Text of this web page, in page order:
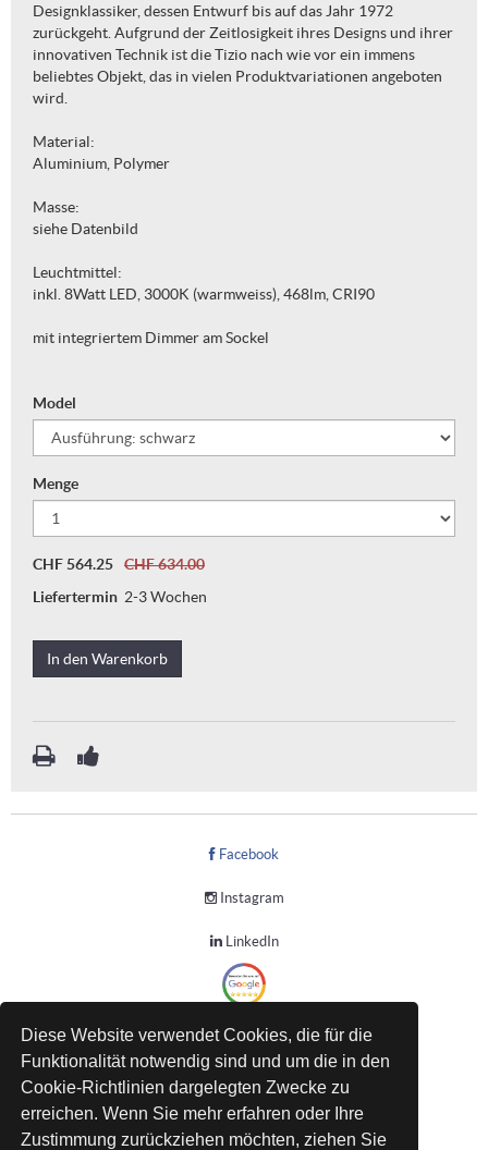
Diese Website verwendet Cookies, die für die
Funktionalität notwendig sind und um die in den
Cookie-Richtlinien dargelegten Zwecke zu
erreichen. Wenn Sie mehr erfahren oder Ihre
Zustimmung zurückziehen möchten, ziehen Sie
Designklassiker, dessen Entwurf bis auf das Jahr 1972
zurückgeht. Aufgrund der Zeitlosigkeit ihres Designs und ihrer
innovativen Technik ist die Tizio nach wie vor ein immens
beliebtes Objekt, das in vielen Produktvariationen angeboten
wird.
Material:
Aluminium, Polymer
Masse:
siehe Datenbild
Leuchtmittel:
inkl. 8Watt LED, 3000K (warmweiss), 468lm, CRI90
mit integriertem Dimmer am Sockel
Model
Menge
CHF 564.25
CHF 634.00
Liefertermin 2-3 Wochen
In den Warenkorb
Facebook
Instagram
LinkedIn
Datenschutz
AGB